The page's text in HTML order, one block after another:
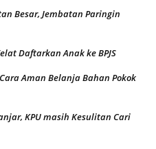
Besar, Jembatan Paringin
Daftarkan Anak ke BPJS
Cara Aman Belanja Bahan Pokok
KPU masih Kesulitan Cari